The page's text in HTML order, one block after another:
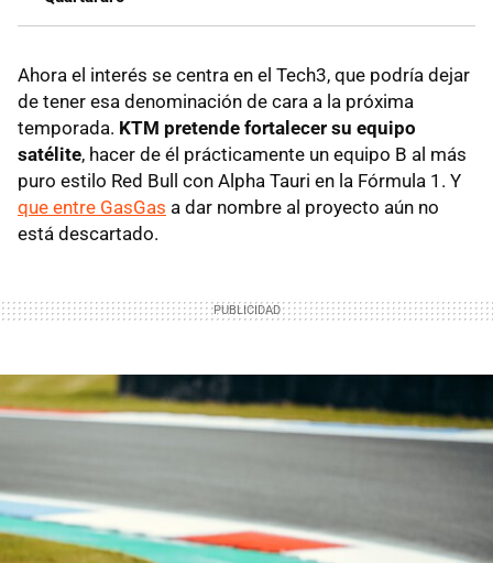
Ahora el interés se centra en el Tech3, que podría dejar
de tener esa denominación de cara a la próxima
temporada. KTM pretende fortalecer su equipo
satélite, hacer de él prácticamente un equipo B al más
puro estilo Red Bull con Alpha Tauri en la Fórmula 1. Y
que entre GasGas a dar nombre al proyecto aún no
está descartado.